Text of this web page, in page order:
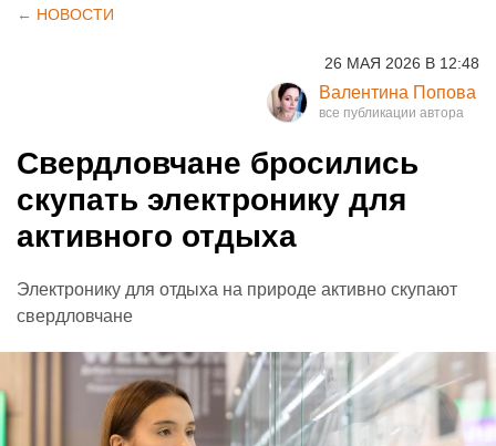
← НОВОСТИ
26 МАЯ 2026 В 12:48
Валентина Попова
Свердловчане бросились
скупать электронику для
активного отдыха
Электронику для отдыха на природе активно скупают
свердловчане